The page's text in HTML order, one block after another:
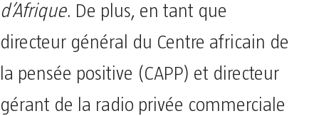
d’Afrique. De plus, en tant que
directeur général du Centre africain de
la pensée positive (CAPP) et directeur
gérant de la radio privée commerciale